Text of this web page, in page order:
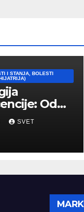
I STANJA, BOLESTI
Od
do
stabilnog
SVET